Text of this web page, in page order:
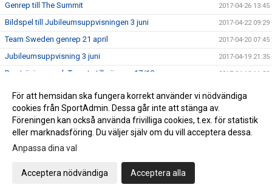
Genrep till The Summit 2017-04-26 13:45
Bildspel till Jubileumsuppvisningen 3 juni 2017-04-22 09:29
Team Sweden genrep 21 april 2017-04-20 07:45
Jubileumsuppvisning 3 juni 2017-04-19 21:35
Provträningar och Tryouts till säsong 17/18 2017-04-18 11:52
Kansliet påsk stängt 2017-04-10 13:31
Prova på Cheerleading
GRATTIS !! 2017-03-31 12:06
Save the dates !
För att hemsidan ska fungera korrekt använder vi nödvändiga
cookies från SportAdmin. Dessa går inte att stänga av.
Föreningen kan också använda frivilliga cookies, t.ex. för statistik
eller marknadsföring. Du väljer själv om du vill acceptera dessa.
Anpassa dina val
Acceptera nödvändiga Acceptera alla